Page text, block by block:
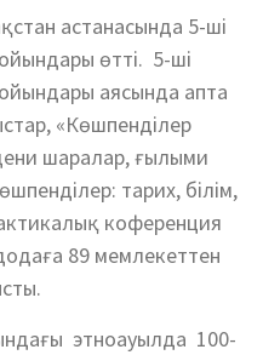
астанасында 5-ші
өтті. 5-ші
аясында апта
«Көшпенділер
шаралар, ғылыми
тарих, білім,
коференция
89 мемлекеттен
этноауылда 100-